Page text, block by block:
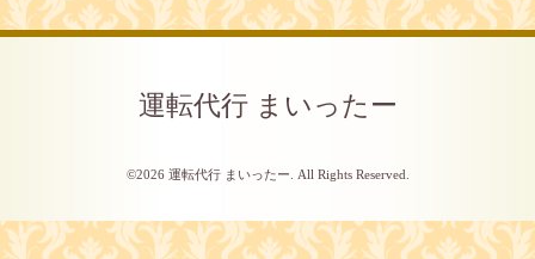
運転代行 まいったー
©2026 運転代行 まいったー . All Rights Reserved.